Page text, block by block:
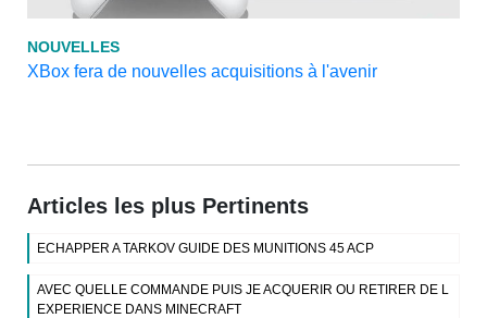
NOUVELLES
XBox fera de nouvelles acquisitions à l'avenir
Articles les plus Pertinents
ECHAPPER A TARKOV GUIDE DES MUNITIONS 45 ACP
AVEC QUELLE COMMANDE PUIS JE ACQUERIR OU RETIRER DE L
EXPERIENCE DANS MINECRAFT